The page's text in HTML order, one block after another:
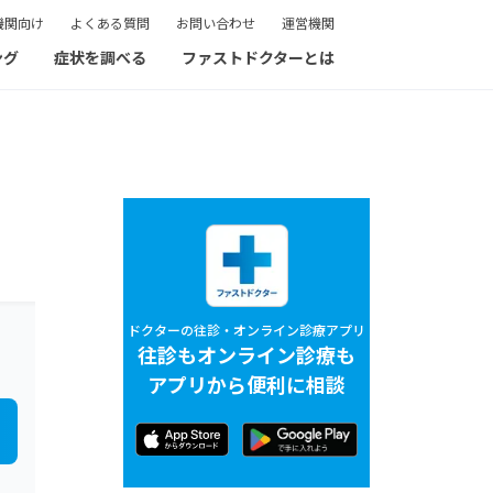
関向け よくある質問 お問い合わせ 運営機関
症状を調べる ファストドクターとは
ドクターの往診・オンライン診療アプリ
往診もオンライン診療も
アプリから便利に相談